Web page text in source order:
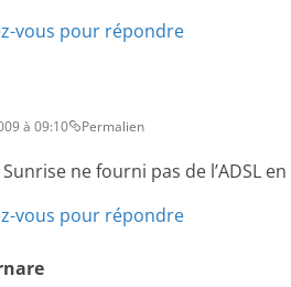
vous pour répondre
à 09:10 Permalien
ne fourni pas de l’ADSL
vous pour répondre